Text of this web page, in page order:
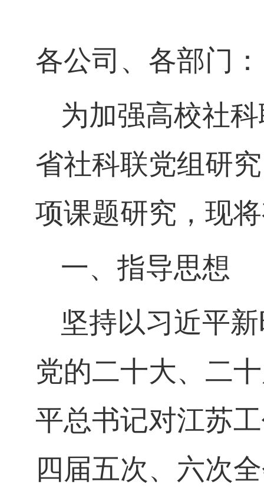
各公司、各部门：
为加强高校社
省社科联党组研
项课题研究，现
一、指导思想
坚持以习近平
党的二十大、二
平总书记对江苏
四届五次、六次